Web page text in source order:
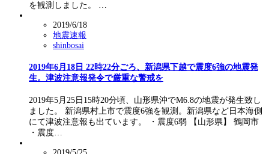
を観測しました。 …
2019/6/18
地震速報
shinbosai
2019年6月18日 22時22分ごろ、新潟県下越で震度6強の地震発
生。津波注意報発令で厳重な警戒を
2019年5月25日15時20分頃、山形県沖でM6.8の地震が発生致し
ました。 新潟県村上市で震度6強を観測。新潟県など日本海側
にて津波注意報も出ています。 ・震度6弱 【山形県】 鶴岡市
・震度…
2019/5/25